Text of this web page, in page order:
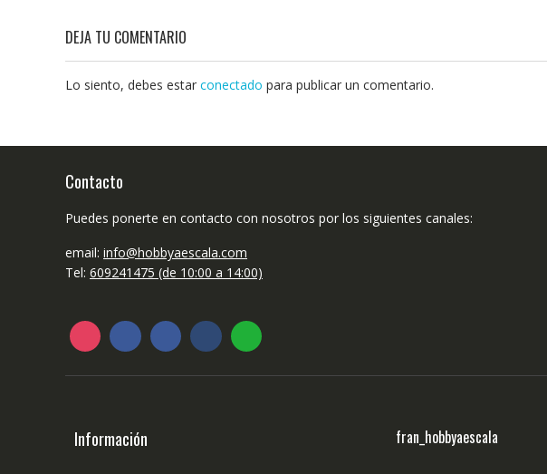
DEJA TU COMENTARIO
Lo siento, debes estar conectado para publicar un comentario.
Contacto
Puedes ponerte en contacto con nosotros por los siguientes canales:
email: info@hobbyaescala.com
Tel: 609241475 (de 10:00 a 14:00)
Información fran_hobbyaescala